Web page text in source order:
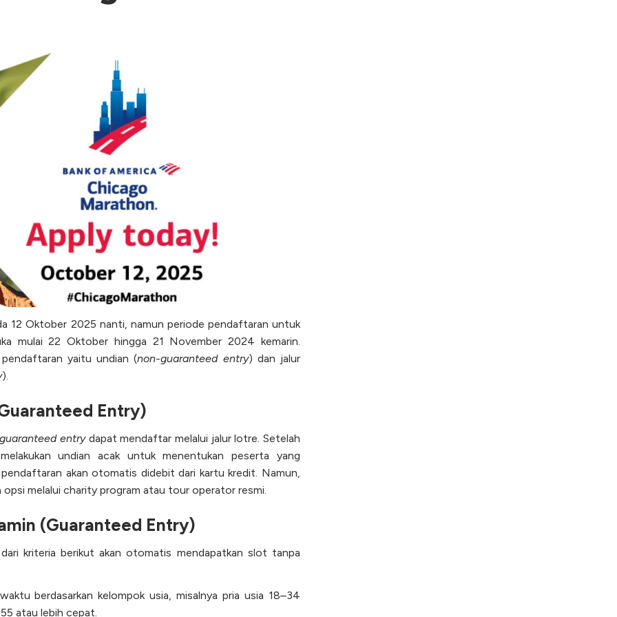
12 Oktober 2025 nanti, namun periode pendaftaran untuk
mulai 22 Oktober hingga 21 November 2024 kemarin.
yaitu undian (non-guaranteed entry) dan jalur
).
Entry)
guaranteed entrydapat mendaftar melalui jalur lotre. Setelah
undian acak untuk menentukan peserta yang
akan otomatis didebit dari kartu kredit. Namun,
melalui charity program atau tour operator resmi.
(Guaranteed Entry)
kriteria berikut akan otomatis mendapatkan slot tanpa
berdasarkan kelompok usia, misalnya pria usia 18–34
atau lebih cepat.